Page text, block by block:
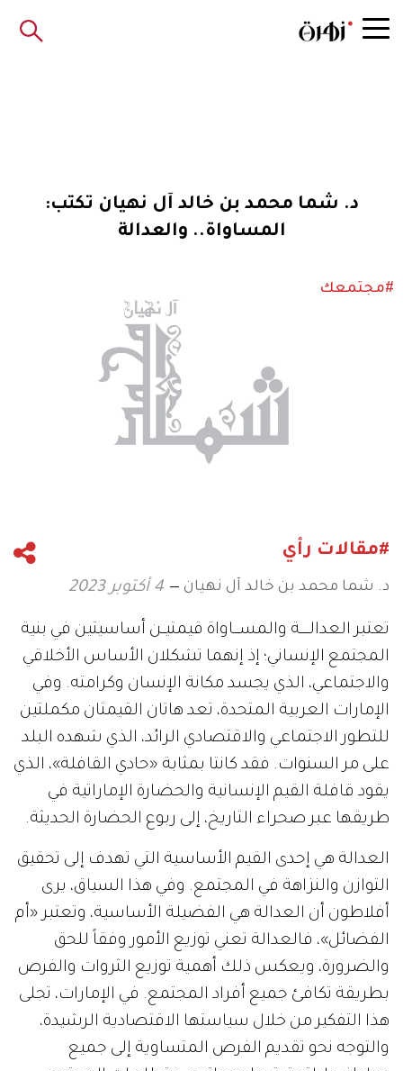
د. شما محمد بن خالد آل نهيان تكتب:
المساواة.. والعدالة
#مجتمعك
#مقالات رأي
د. شما محمد بن خالد آل نهيان 4 أكتوبر 2023
تعتبر العدالـــــة والمســـاواة قيمتيــن أساسيتين في بنية
المجتمع الإنساني؛ إذ إنهما تشكلان الأساس الأخلاقي
والاجتماعي، الذي يجسد مكانة الإنسان وكرامته. وفي
الإمارات العربية المتحدة، تعد هاتان القيمتان مكملتين
للتطور الاجتماعي والاقتصادي الرائد، الذي شهده البلد
على مر السنوات. فقد كانتا بمثابة «حادي القافلة»، الذي
يقود قافلة القيم الإنسانية والحضارة الإماراتية في
طريقها عبر صحراء التاريخ، إلى ربوع الحضارة الحديثة.
العدالة هي إحدى القيم الأساسية التي تهدف إلى تحقيق
التوازن والنزاهة في المجتمع. وفي هذا السياق، يرى
أفلاطون أن العدالة هي الفضيلة الأساسية، وتعتبر «أم
الفضائل»، فالعدالة تعني توزيع الأمور وفقاً للحق
والضرورة، ويعكس ذلك أهمية توزيع الثروات والفرص
بطريقة تكافئ جميع أفراد المجتمع. في الإمارات، تجلى
هذا التفكير من خلال سياستها الاقتصادية الرشيدة،
والتوجه نحو تقديم الفرص المتساوية إلى جميع